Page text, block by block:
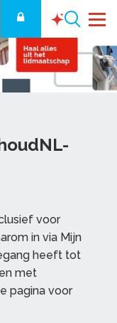
voor
in via Mijn
heeft tot
met
pagina voor